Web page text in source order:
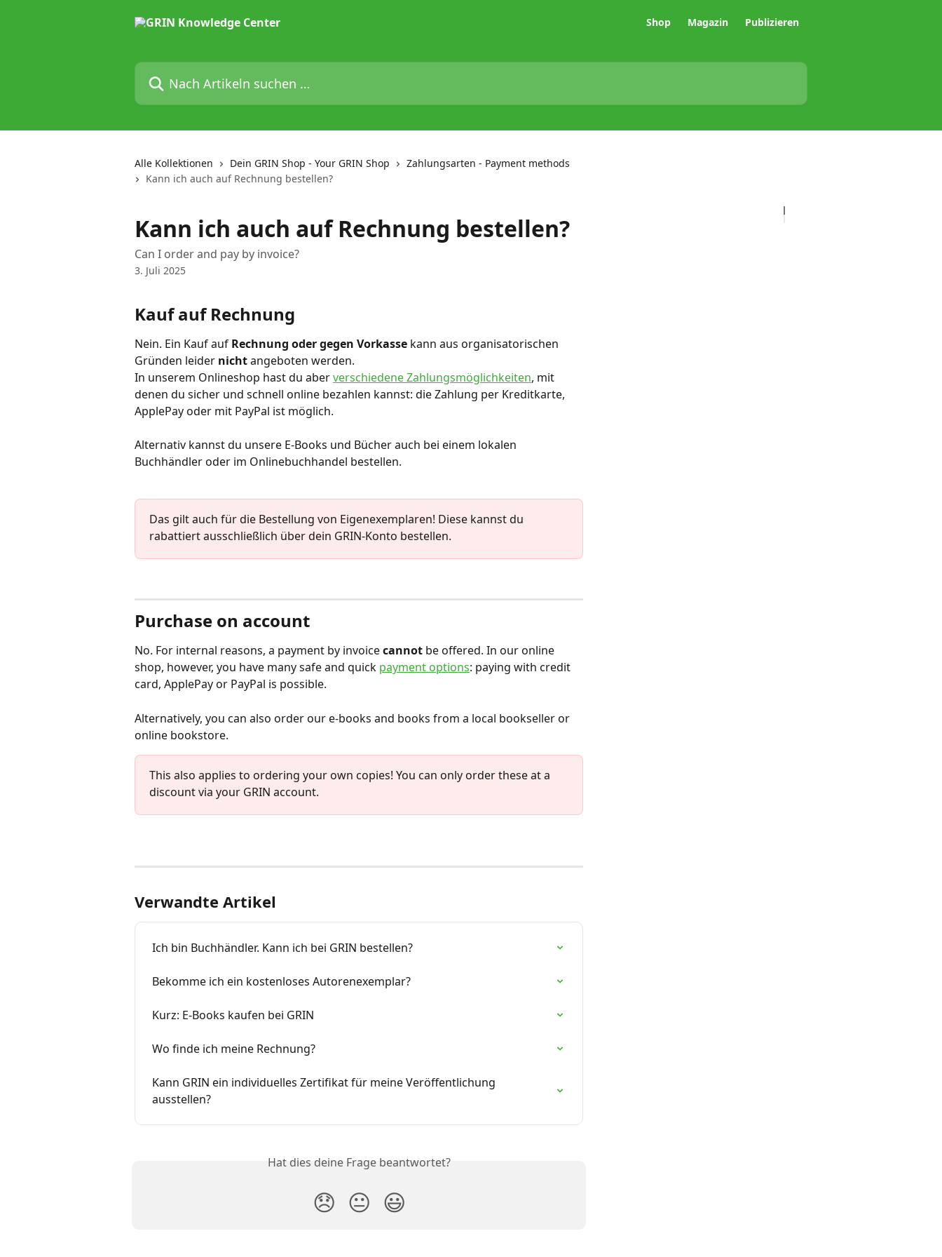
Shop Magazin Publizieren
Nach Artikeln suchen …
Alle Kollektionen Dein GRIN Shop - Your GRIN Shop
Zahlungsarten - Payment methods
Kann ich auch auf Rechnung bestellen?
Kann ich auch auf Rechnung bestellen?
Can I order and pay by invoice?
3. Juli 2025
Kauf auf Rechnung
Nein. Ein Kauf auf Rechnung oder gegen Vorkasse kann aus organisatorischen
Gründen leider nicht angeboten werden.
In unserem Onlineshop hast du aber verschiedene Zahlungsmöglichkeiten, mit
denen du sicher und schnell online bezahlen kannst: die Zahlung per Kreditkarte,
ApplePay oder mit PayPal ist möglich.
Alternativ kannst du unsere E-Books und Bücher auch bei einem lokalen
Buchhändler oder im Onlinebuchhandel bestellen.
Das gilt auch für die Bestellung von Eigenexemplaren! Diese kannst du
rabattiert ausschließlich über dein GRIN-Konto bestellen.
Purchase on account
No. For internal reasons, a payment by invoice cannot be offered. In our online
shop, however, you have many safe and quick payment options: paying with credit
card, ApplePay or PayPal is possible.
Alternatively, you can also order our e-books and books from a local bookseller or
online bookstore.
This also applies to ordering your own copies! You can only order these at a
discount via your GRIN account.
Verwandte Artikel
Ich bin Buchhändler. Kann ich bei GRIN bestellen?
Bekomme ich ein kostenloses Autorenexemplar?
Kurz: E-Books kaufen bei GRIN
Wo finde ich meine Rechnung?
Kann GRIN ein individuelles Zertifikat für meine Veröffentlichung
ausstellen?
Hat dies deine Frage beantwortet?
😞 😐 😃